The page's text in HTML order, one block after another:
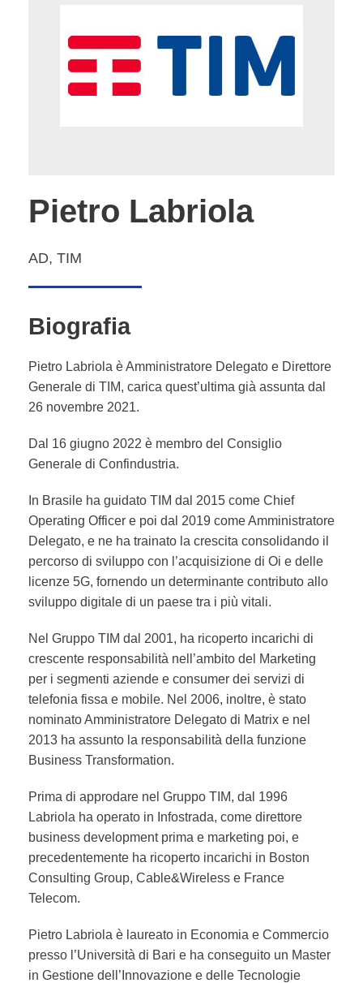
Pietro Labriola
AD, TIM
Biografia
Pietro Labriola è Amministratore Delegato e Direttore
Generale di TIM, carica quest’ultima già assunta dal
26 novembre 2021.
Dal 16 giugno 2022 è membro del Consiglio
Generale di Confindustria.
In Brasile ha guidato TIM dal 2015 come Chief
Operating Officer e poi dal 2019 come Amministratore
Delegato, e ne ha trainato la crescita consolidando il
percorso di sviluppo con l’acquisizione di Oi e delle
licenze 5G, fornendo un determinante contributo allo
sviluppo digitale di un paese tra i più vitali.
Nel Gruppo TIM dal 2001, ha ricoperto incarichi di
crescente responsabilità nell’ambito del Marketing
per i segmenti aziende e consumer dei servizi di
telefonia fissa e mobile. Nel 2006, inoltre, è stato
nominato Amministratore Delegato di Matrix e nel
2013 ha assunto la responsabilità della funzione
Business Transformation.
Prima di approdare nel Gruppo TIM, dal 1996
Labriola ha operato in Infostrada, come direttore
business development prima e marketing poi, e
precedentemente ha ricoperto incarichi in Boston
Consulting Group, Cable&Wireless e France
Telecom.
Pietro Labriola è laureato in Economia e Commercio
presso l’Università di Bari e ha conseguito un Master
in Gestione dell’Innovazione e delle Tecnologie